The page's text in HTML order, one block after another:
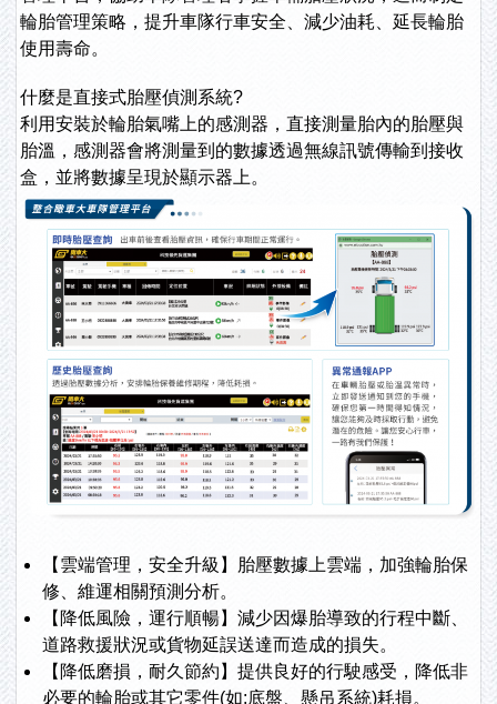
輪胎管理策略，提升車隊行車安全、減少油耗、延長輪胎
使用壽命。
什麼是直接式胎壓偵測系統?
利用安裝於輪胎氣嘴上的感測器，直接測量胎內的胎壓與
胎溫，感測器會將測量到的數據透過無線訊號傳輸到接收
盒，並將數據呈現於顯示器上。
【雲端管理，安全升級】胎壓數據上雲端，加強輪胎保
修、維運相關預測分析。
【降低風險，運行順暢】減少因爆胎導致的行程中斷、
道路救援狀況或貨物延誤送達而造成的損失。
【降低磨損，耐久節約】提供良好的行駛感受，降低非
必要的輪胎或其它零件(如:底盤、懸吊系統)耗損。